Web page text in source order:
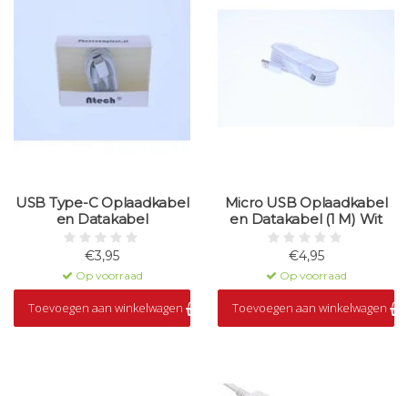
USB Type-C Oplaadkabel
en Datakabel
€3,95
Op voorraad
Toevoegen aan winkelwagen
Micro USB Oplaadkabel
en Datakabel (1 M) Wit
€4,95
Op voorraad
Toevoegen aan winkelwagen